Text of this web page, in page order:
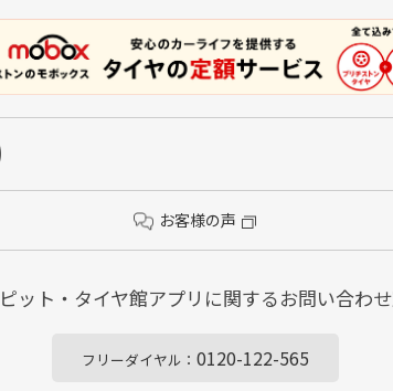
お客様の声
ット・タイヤ館アプリに関するお問い合わ
フリーダイヤル： 0120-122-565